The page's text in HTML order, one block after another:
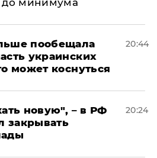
до минимума
пообещала
украинских
может коснуться
20:44
новую", – в РФ
закрывать
20:24